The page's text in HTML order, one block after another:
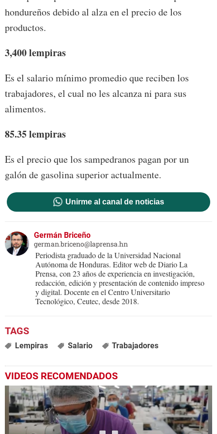
hondureños debido al alza en el precio de los
productos.
3,400lempiras
Es el salario mínimo promedio que reciben los
trabajadores, el cual no les alcanza ni para sus
alimentos.
85.35lempiras
Es el precio que los sampedranos pagan por un
galón de gasolina superior actualmente.
Unirme al canal de noticias
Germán Briceño
german.briceno@laprensa.hn
Periodista graduado de la Universidad Nacional
Autónoma de Honduras. Editor web de Diario La
Prensa, con 23 años de experiencia en investigación,
redacción, edición y presentación de contenido impreso
y digital. Docente en el Centro Universitario
Tecnológico, Ceutec, desde 2018.
Lempiras Salario Trabajadores
VIDEOS RECOMENDADOS